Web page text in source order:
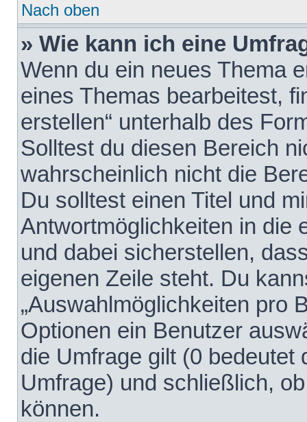
Nach oben
» Wie kann ich eine
Wenn du ein neues Thema
eines Themas bearbeitest,
erstellen“ unterhalb des
Solltest du diesen Bereich
wahrscheinlich nicht die
Du solltest einen Titel und
Antwortmöglichkeiten in die
und dabei sicherstellen,
eigenen Zeile steht. Du
„Auswahlmöglichkeiten pro
Optionen ein Benutzer
die Umfrage gilt (0 bedeutet
Umfrage) und schließlich,
können.